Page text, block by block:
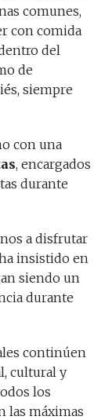
comunes,
con comida
del
de
siempre
con una
, encargados
durante
a disfrutar
insistido en
siendo un
durante
continúen
cultural y
los
las máximas